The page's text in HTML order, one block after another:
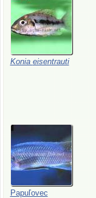
Konia eisentrauti
Papuľovec